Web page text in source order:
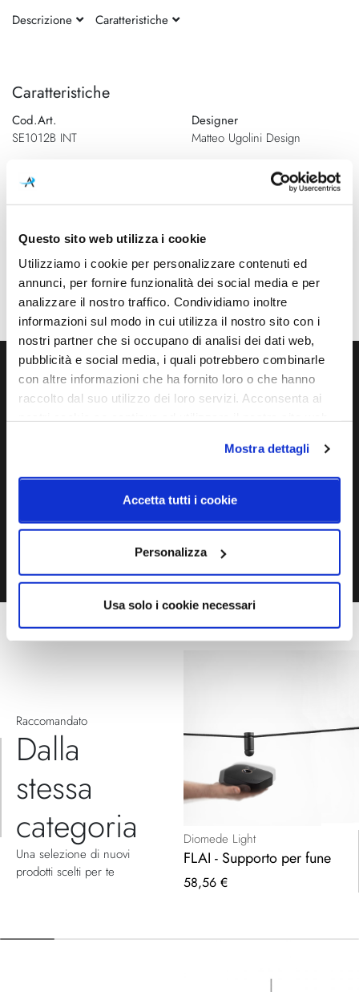
Questo sito web utilizza i cookie
Utilizziamo i cookie per personalizzare contenuti ed
annunci, per fornire funzionalità dei social media e per
analizzare il nostro traffico. Condividiamo inoltre
informazioni sul modo in cui utilizza il nostro sito con i
nostri partner che si occupano di analisi dei dati web,
pubblicità e social media, i quali potrebbero combinarle
con altre informazioni che ha fornito loro o che hanno
raccolto dal suo utilizzo dei loro servizi. Acconsenta ai
Mostra dettagli
Accetta tutti i cookie
Personalizza
Usa solo i cookie necessari
fine
galleria
di
della
di
immagini
Caratteristiche
Cod.Art.
SE1012B INT
Designer
Matteo Ugolini Design
Ø500mm - H. 600mm
Sorgente luminosa
E27 - 3x max 53W
Esclusa
Classe energetica
A++
20
Descrizione
Caratteristiche
Ti servono maggiori informazioni?
EMAIL WHATSAPP
TELEFONO MODULO CONTATTI
Raccomandato
Dalla
stessa
categoria
Una selezione di nuovi
prodotti scelti per te
Diomede Light
FLAI - Supporto per fune
58,56 €